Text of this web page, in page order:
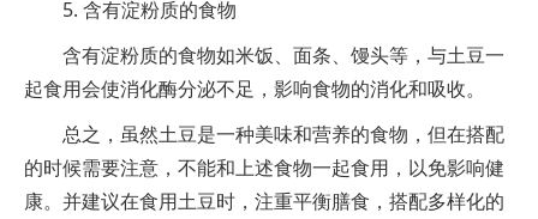
5. 含有淀粉质的食物
含有淀粉质的食物如米饭、面条、馒头等，与土豆一
起食用会使消化酶分泌不足，影响食物的消化和吸收。
总之，虽然土豆是一种美味和营养的食物，但在搭配
的时候需要注意，不能和上述食物一起食用，以免影响健
康。并建议在食用土豆时，注重平衡膳食，搭配多样化的